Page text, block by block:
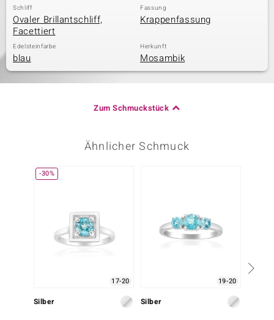
Schliff
Ovaler Brillantschliff,
Facettiert
Fassung
Krappenfassung
Edelsteinfarbe
blau
Herkunft
Mosambik
Zum Schmuckstück
Ähnlicher Schmuck
-30%
17-20
Silber
19-20
Silber